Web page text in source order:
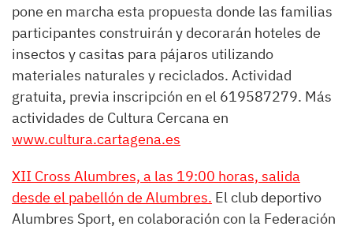
pone en marcha esta propuesta donde las familias
participantes construirán y decorarán hoteles de
insectos y casitas para pájaros utilizando
materiales naturales y reciclados. Actividad
gratuita, previa inscripción en el 619587279. Más
actividades de Cultura Cercana en
www.cultura.cartagena.es
XII Cross Alumbres, a las 19:00 horas, salida
desde el pabellón de Alumbres. El club deportivo
Alumbres Sport, en colaboración con la Federación